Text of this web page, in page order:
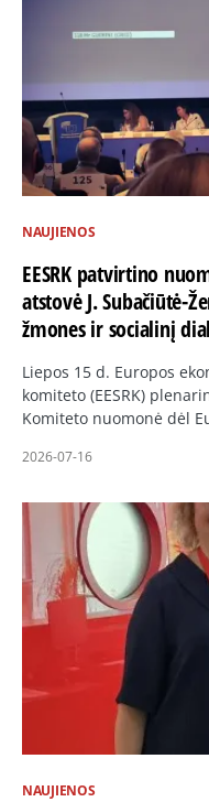
NAUJIENOS
EESRK patvirtino
atstovė J. Subačiūtė-
žmones ir socialinį
Liepos 15 d. Europos
komiteto (EESRK)
Komiteto nuomonė dėl
2026-07-16
NAUJIENOS